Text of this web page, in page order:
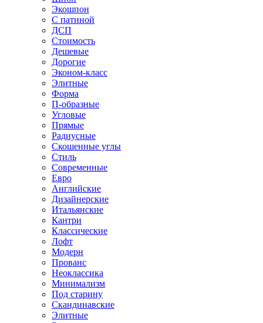
Экошпон
С патиной
ДСП
Стоимость
Дешевые
Дорогие
Эконом-класс
Элитные
Форма
П-образные
Угловые
Прямые
Радиусные
Скошенные углы
Стиль
Современные
Евро
Английские
Дизайнерские
Итальянские
Кантри
Классические
Лофт
Модерн
Прованс
Неоклассика
Минимализм
Под старину
Скандинавские
Элитные